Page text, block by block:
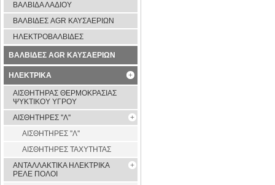
ΒΑΛΒΙΔΑ ΛΑΔΙΟΥ
ΒΑΛΒΙΔΕΣ AGR ΚΑΥΣΑΕΡΙΩΝ
ΗΛΕΚΤΡΟΒΑΛΒΙΔΕΣ
ΒΑΛΒΙΔΕΣ AGR ΚΑΥΣΑΕΡΙΩΝ
ΗΛΕΚΤΡΙΚΑ
ΑΙΣΘΗΤΗΡΑΣ ΘΕΡΜΟΚΡΑΣΙΑΣ
ΨΥΚΤΙΚΟΥ ΥΓΡΟΥ
ΑΙΣΘΗΤΗΡΕΣ ''Λ''
ΑΙΣΘΗΤΗΡEΣ ''Λ''
ΑΙΣΘΗΤΗΡEΣ ΤΑΧΥΤΗΤΑΣ
ΑΝΤΑΛΛΑΚΤΙΚΑ ΗΛΕΚΤΡΙΚΑ
ΡΕΛΕ ΠΟΛΟΙ